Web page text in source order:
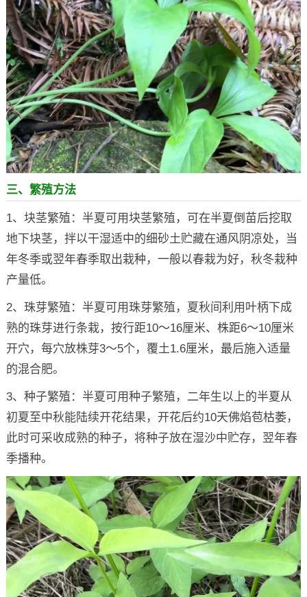
三、繁殖方法
1、块茎繁殖：半夏可用块茎繁殖，可在半夏倒苗后挖取
地下块茎，拌以干湿适中的细砂土贮藏在通风阴凉处，当
年冬季或翌年春季取出栽种，一般以春栽为好，秋冬栽种
产量低。
2、珠芽繁殖：半夏可用珠芽繁殖，夏秋间利用叶柄下成
熟的珠芽进行条栽，按行距10～16厘米、株距6～10厘米
开穴，每穴放株芽3～5个，覆土1.6厘米，最后施入适量
的混合肥。
3、种子繁殖：半夏可用种子繁殖，二年生以上的半夏从
初夏至中秋能陆续开花结果，开花后约10天佛焰苞枯萎，
此时可采收成熟的种子，将种子放在湿沙中贮存，翌年春
季播种。